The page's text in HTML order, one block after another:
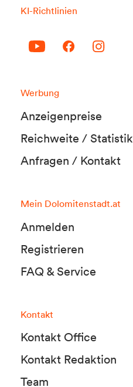
KI-Richtlinien
Werbung
Anzeigenpreise
Reichweite / Statistik
Anfragen / Kontakt
Mein Dolomitenstadt.at
Anmelden
Registrieren
FAQ & Service
Kontakt
Kontakt Office
Kontakt Redaktion
Team